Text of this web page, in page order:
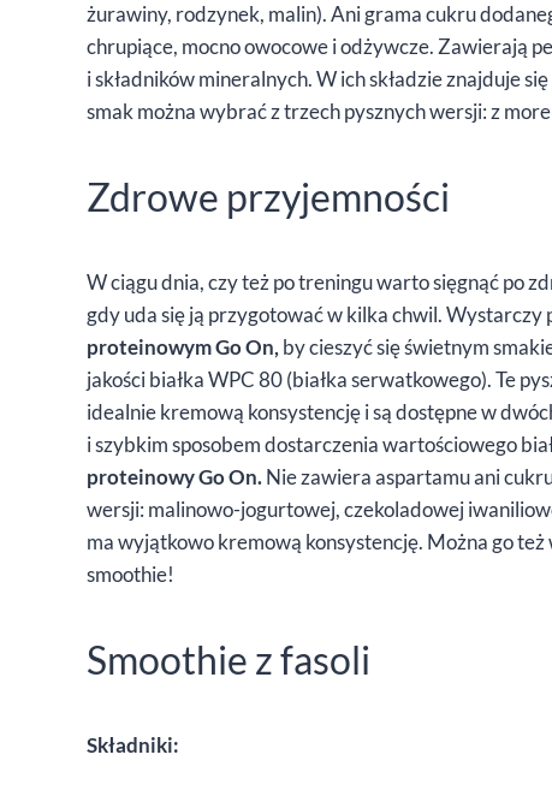
żurawiny, rodzynek, malin). Ani grama cukru
chrupiące, mocno owocowe i odżywcze. Zawierają
i składników mineralnych. W ich składzie znajduje
smak można wybrać z trzech pysznych wersji: z
Zdrowe przyjemności
W ciągu dnia, czy też po treningu warto sięgnąć po
gdy uda się ją przygotować w kilka chwil.
proteinowym Go On, by cieszyć się świetnym
jakości białka WPC 80 (białka serwatkowego). Te
idealnie kremową konsystencję i są dostępne w
i szybkim sposobem dostarczenia wartościowego
proteinowy Go On.Nie zawiera aspartamu ani
wersji: malinowo-jogurtowej, czekoladowej
ma wyjątkowo kremową konsystencję. Można go
smoothie!
Smoothie z fasoli
Składniki: